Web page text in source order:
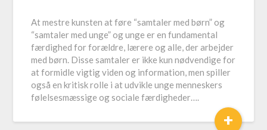
At mestre kunsten at føre “samtaler med børn” og
“samtaler med unge” og unge er en fundamental
færdighed for forældre, lærere og alle, der arbejder
med børn. Disse samtaler er ikke kun nødvendige for
at formidle vigtig viden og information, men spiller
også en kritisk rolle i at udvikle unge menneskers
følelsesmæssige og sociale færdigheder….
+